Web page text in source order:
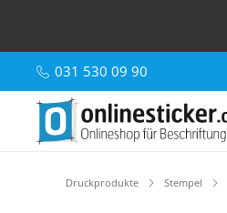
031 530 09 90
Druckprodukte Stempel